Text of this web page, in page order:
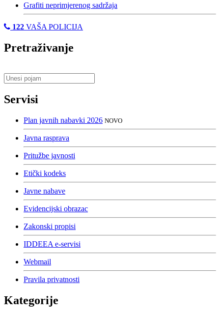
Grafiti neprimjerenog sadržaja
122 VAŠA POLICIJA
Pretraživanje
Servisi
Plan javnih nabavki 2026 NOVO
Javna rasprava
Pritužbe javnosti
Etički kodeks
Javne nabave
Evidencijski obrazac
Zakonski propisi
IDDEEA e-servisi
Webmail
Pravila privatnosti
Kategorije